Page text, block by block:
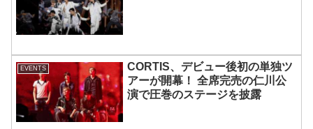
EVENTS
CORTIS、デビュー後初の単独ツ
アーが開幕！ 全席完売の仁川公
演で圧巻のステージを披露